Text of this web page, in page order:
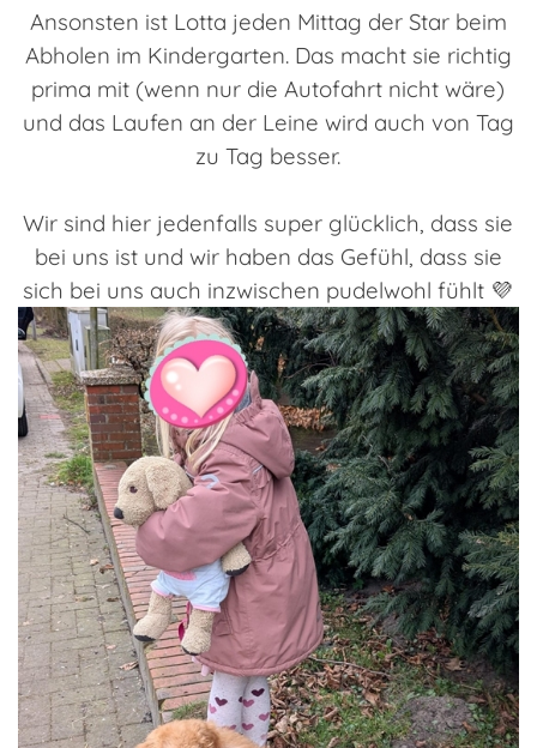
Ansonsten ist Lotta jeden Mittag der Star beim
Abholen im Kindergarten. Das macht sie richtig
prima mit (wenn nur die Autofahrt nicht wäre)
und das Laufen an der Leine wird auch von Tag
zu Tag besser.
Wir sind hier jedenfalls super glücklich, dass sie
bei uns ist und wir haben das Gefühl, dass sie
sich bei uns auch inzwischen pudelwohl fühlt 💜